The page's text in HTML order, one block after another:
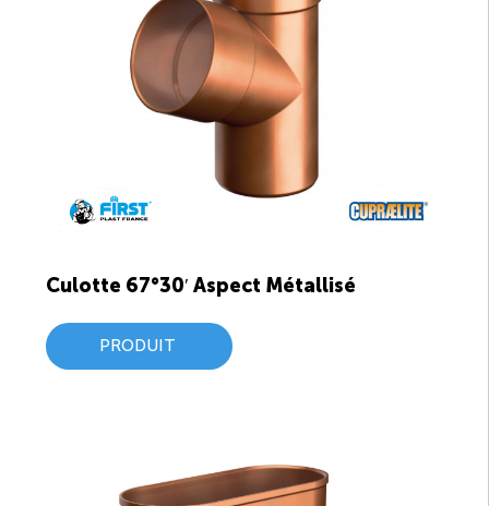
Culotte 67°30′ Aspect Métallisé
PRODUIT